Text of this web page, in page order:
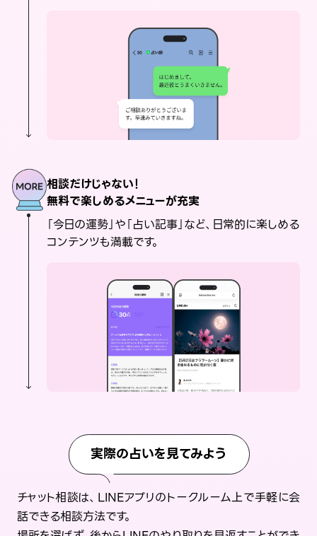
相談だけじゃない！
無料で楽しめるメニューが充実
「今日の運勢」や「占い記事」など、日常的に楽しめる
コンテンツも満載です。
実際の占いを見てみよう
チャット相談は、LINEアプリのトークルーム上で手軽に会
話できる相談方法です。